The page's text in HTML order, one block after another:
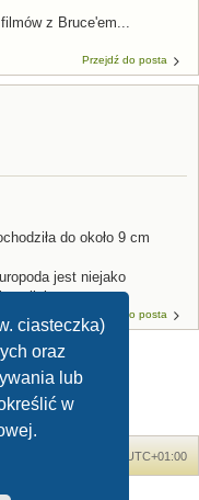
ciasteczka)
oraz
lub
w
z Bruce'em...
Przejdź do posta
do około 9 cm
jest niejako
Przejdź do posta
2 3 Następna
UTC+01:00